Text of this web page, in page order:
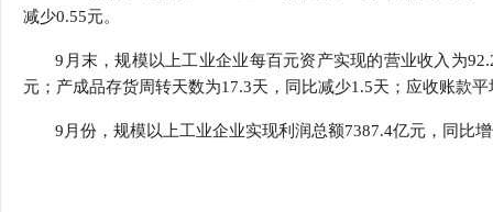
减少0.55元。
9月末，规模以上工业企业每百元资产实现的营业收入为
元；产成品存货周转天数为17.3天，同比减少1.5天；应收账款
9月份，规模以上工业企业实现利润总额7387.4亿元，同比